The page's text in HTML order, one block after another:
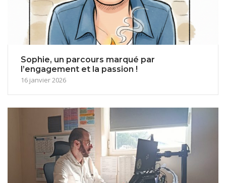
Sophie, un parcours marqué par
l’engagement et la passion !
16 janvier 2026